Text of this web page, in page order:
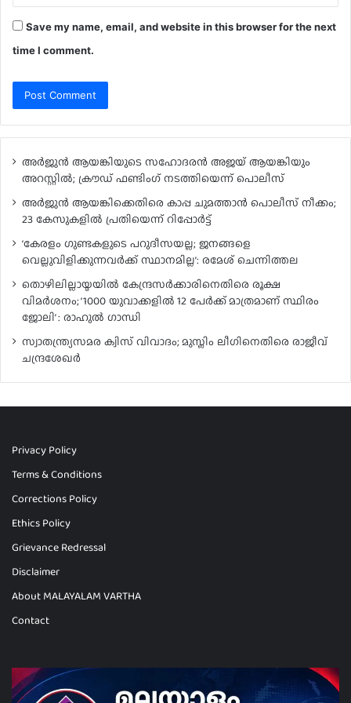
Save my name, email, and website in this browser for the next
time I comment.
അർജുൻ ആയങ്കിയുടെ സഹോദരൻ അജയ് ആയങ്കിയും
അറസ്റ്റിൽ; ക്രൗഡ് ഫണ്ടിംഗ് നടത്തിയെന്ന് പൊലീസ്
അർജുൻ ആയങ്കിക്കെതിരെ കാപ്പ ചുമത്താൻ പൊലീസ് നീക്കം;
23 കേസുകളിൽ പ്രതിയെന്ന് റിപ്പോർട്ട്
‘കേരളം ഗുണ്ടകളുടെ പറുദീസയല്ല; ജനങ്ങളെ
വെല്ലുവിളിക്കുന്നവർക്ക് സ്ഥാനമില്ല’: രമേശ് ചെന്നിത്തല
തൊഴിലില്ലായ്മയിൽ കേന്ദ്രസർക്കാരിനെതിരെ രൂക്ഷ
വിമർശനം; ‘1000 യുവാക്കളിൽ 12 പേർക്ക് മാത്രമാണ് സ്ഥിരം
ജോലി’ : രാഹുൽ ഗാന്ധി
സ്വാതന്ത്ര്യസമര ക്വിസ് വിവാദം; മുസ്ലിം ലീഗിനെതിരെ രാജീവ്
ചന്ദ്രശേഖർ
Privacy Policy
Terms & Conditions
Corrections Policy
Ethics Policy
Grievance Redressal
Disclaimer
About MALAYALAM VARTHA
Contact